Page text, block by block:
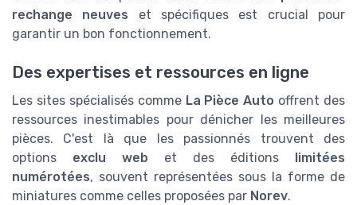
rechange neuves et spécifiques est crucial pour
garantir un bon fonctionnement.
Des expertises et ressources en ligne
Les sites spécialisés comme La Pièce Auto offrent des
ressources inestimables pour dénicher les meilleures
pièces. C'est là que les passionnés trouvent des
options exclu web et des éditions
limitées
numérotées, souvent représentées sous la forme de
miniatures comme celles proposées par Norev.